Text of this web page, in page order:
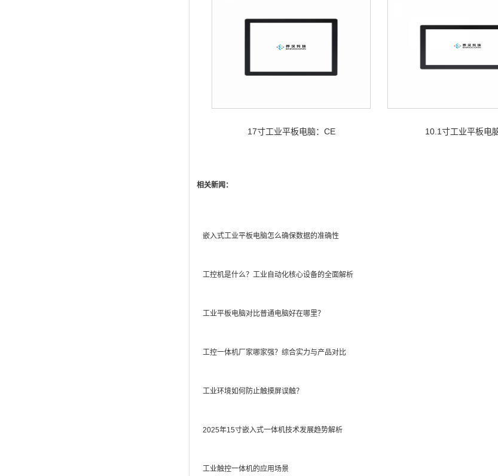
17寸工业平板电脑：CE 10.1寸工业平板电脑
相关新闻：
嵌入式工业平板电脑怎么确保数据的准确性
工控机是什么？工业自动化核心设备的全面解析
工业平板电脑对比普通电脑好在哪里？
工控一体机厂家哪家强？综合实力与产品对比
工业环境如何防止触摸屏误触？
2025年15寸嵌入式一体机技术发展趋势解析
工业触控一体机的应用场景